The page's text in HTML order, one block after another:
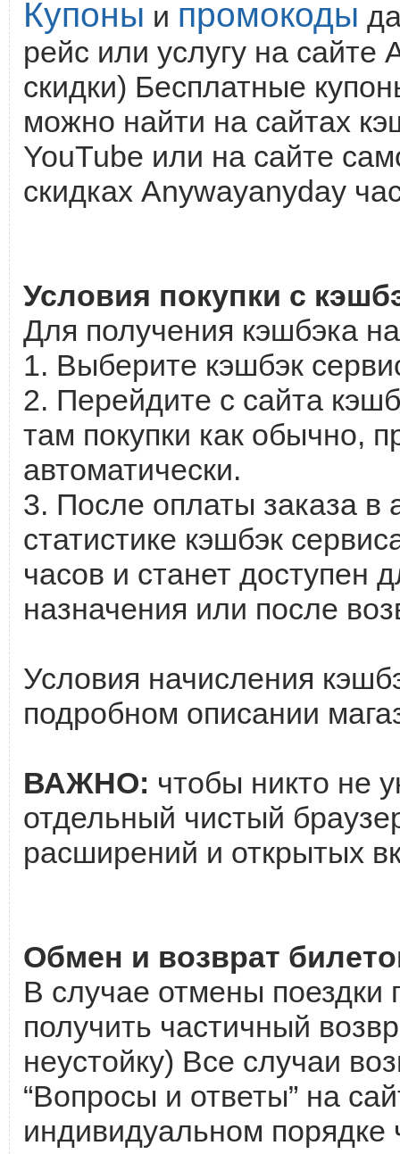
Купоны и промокоды
рейс или услугу на сайте
скидки) Бесплатные
можно найти на сайтах
YouTube или на сайте
скидках Anywayanyday
Условия покупки с
Для получения кэшбэка
1. Выберите кэшбэк
2. Перейдите с сайта
там покупки как обычно,
автоматически.
3. После оплаты заказа в
статистике кэшбэк
часов и станет доступен
назначения или после
Условия начисления
подробном описании
ВАЖНО: чтобы никто не
отдельный чистый
расширений и открытых
Обмен и возврат
В случае отмены
получить частичный
неустойку) Все случаи
“Вопросы и ответы” на
индивидуальном порядке